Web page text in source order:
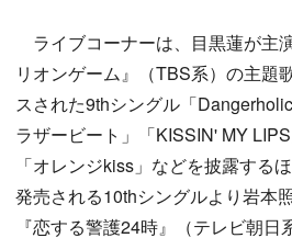
ライブコーナーは、目黒蓮が主
リオンゲーム』（TBS系）の主題
スされた9thシングル「
ラザービート」「KISSIN' MY
「オレンジkiss」などを披露する
発売される10thシングルより岩本
『恋する警護24時』（テレビ朝日